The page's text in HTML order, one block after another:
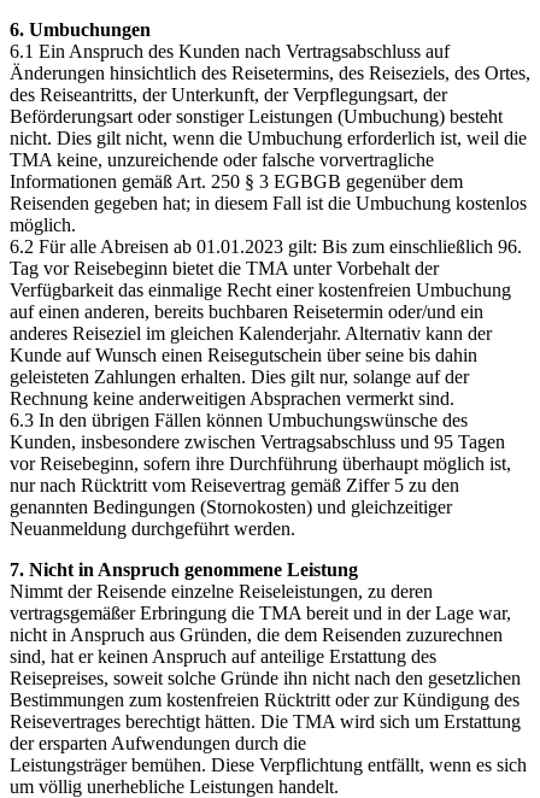
6. Umbuchungen
6.1 Ein Anspruch des Kunden nach Vertragsabschluss auf
Änderungen hinsichtlich des Reisetermins, des Reiseziels, des Ortes,
des Reiseantritts, der Unterkunft, der Verpflegungsart, der
Beförderungsart oder sonstiger Leistungen (Umbuchung) besteht
nicht. Dies gilt nicht, wenn die Umbuchung erforderlich ist, weil die
TMA keine, unzureichende oder falsche vorvertragliche
Informationen gemäß Art. 250 § 3 EGBGB gegenüber dem
Reisenden gegeben hat; in diesem Fall ist die Umbuchung kostenlos
möglich.
6.2 Für alle Abreisen ab 01.01.2023 gilt: Bis zum einschließlich 96.
Tag vor Reisebeginn bietet die TMA unter Vorbehalt der
Verfügbarkeit das einmalige Recht einer kostenfreien Umbuchung
auf einen anderen, bereits buchbaren Reisetermin oder/und ein
anderes Reiseziel im gleichen Kalenderjahr. Alternativ kann der
Kunde auf Wunsch einen Reisegutschein über seine bis dahin
geleisteten Zahlungen erhalten. Dies gilt nur, solange auf der
Rechnung keine anderweitigen Absprachen vermerkt sind.
6.3 In den übrigen Fällen können Umbuchungswünsche des
Kunden, insbesondere zwischen Vertragsabschluss und 95 Tagen
vor Reisebeginn, sofern ihre Durchführung überhaupt möglich ist,
nur nach Rücktritt vom Reisevertrag gemäß Ziffer 5 zu den
genannten Bedingungen (Stornokosten) und gleichzeitiger
Neuanmeldung durchgeführt werden.
7. Nicht in Anspruch genommene Leistung
Nimmt der Reisende einzelne Reiseleistungen, zu deren
vertragsgemäßer Erbringung die TMA bereit und in der Lage war,
nicht in Anspruch aus Gründen, die dem Reisenden zuzurechnen
sind, hat er keinen Anspruch auf anteilige Erstattung des
Reisepreises, soweit solche Gründe ihn nicht nach den gesetzlichen
Bestimmungen zum kostenfreien Rücktritt oder zur Kündigung des
Reisevertrages berechtigt hätten. Die TMA wird sich um Erstattung
der ersparten Aufwendungen durch die
Leistungsträger bemühen. Diese Verpflichtung entfällt, wenn es sich
um völlig unerhebliche Leistungen handelt.